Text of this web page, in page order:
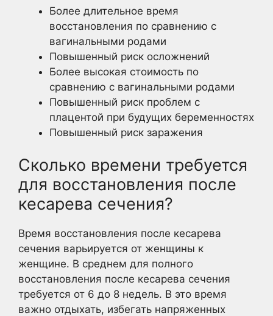
Более длительное время
восстановления по сравнению с
вагинальными родами
Повышенный риск осложнений
Более высокая стоимость по
сравнению с вагинальными родами
Повышенный риск проблем с
плацентой при будущих беременностях
Повышенный риск заражения
Сколько времени требуется
для восстановления после
кесарева сечения?
Время восстановления после кесарева
сечения варьируется от женщины к
женщине. В среднем для полного
восстановления после кесарева сечения
требуется от 6 до 8 недель. В это время
важно отдыхать, избегать напряженных